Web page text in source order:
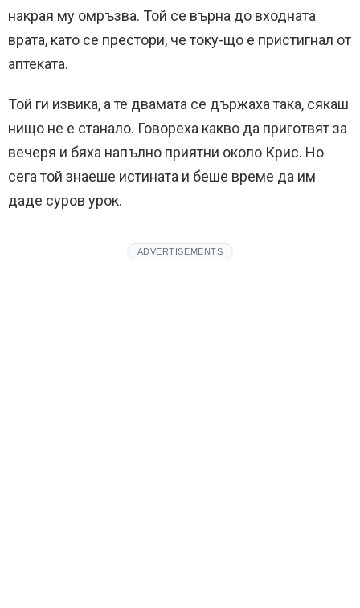
накрая му омръзва. Той се върна до входната
врата, като се престори, че току-що е пристигнал от
аптеката.
Той ги извика, а те двамата се държаха така, сякаш
нищо не е станало. Говореха какво да приготвят за
вечеря и бяха напълно приятни около Крис. Но
сега той знаеше истината и беше време да им
даде суров урок.
ADVERTISEMENTS